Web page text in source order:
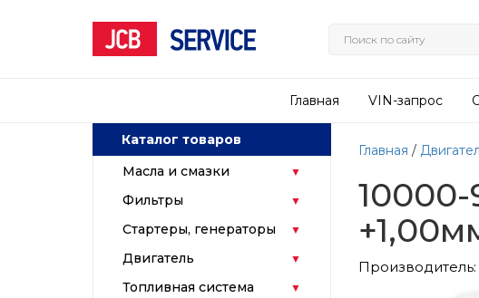
Главная VIN-запрос
Каталог товаров
Масла и смазки
Фильтры
Стартеры, генераторы
Двигатель
Топливная система
Главная /
Производитель: